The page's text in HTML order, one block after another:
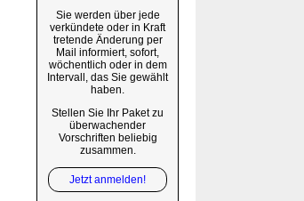
Sie werden über jede
verkündete oder in Kraft
tretende Änderung per
Mail informiert, sofort,
wöchentlich oder in dem
Intervall, das Sie gewählt
haben.
Stellen Sie Ihr Paket zu
überwachender
Vorschriften beliebig
zusammen.
Jetzt anmelden!